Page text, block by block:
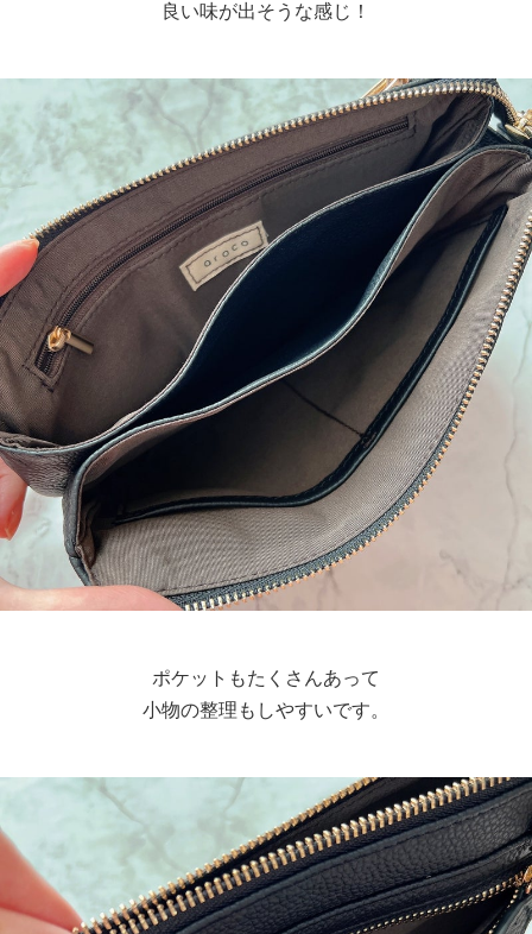
良い味が出そうな感じ！
ポケットもたくさんあって
小物の整理もしやすいです。